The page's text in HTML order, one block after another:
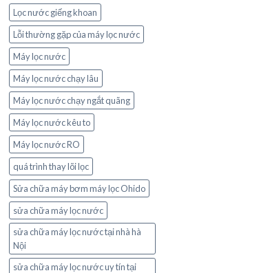
Lọc nước giếng khoan
Lỗi thường gặp của máy lọc nước
Máy lọc nước
Máy lọc nước chạy lâu
Máy lọc nước chạy ngắt quãng
Máy lọc nước kêu to
Máy lọc nước RO
quá trình thay lõi lọc
Sửa chữa máy bơm máy lọc Ohido
sửa chữa máy lọc nước
sửa chữa máy lọc nước tại nhà hà
Nội
sửa chữa máy lọc nước uy tín tại